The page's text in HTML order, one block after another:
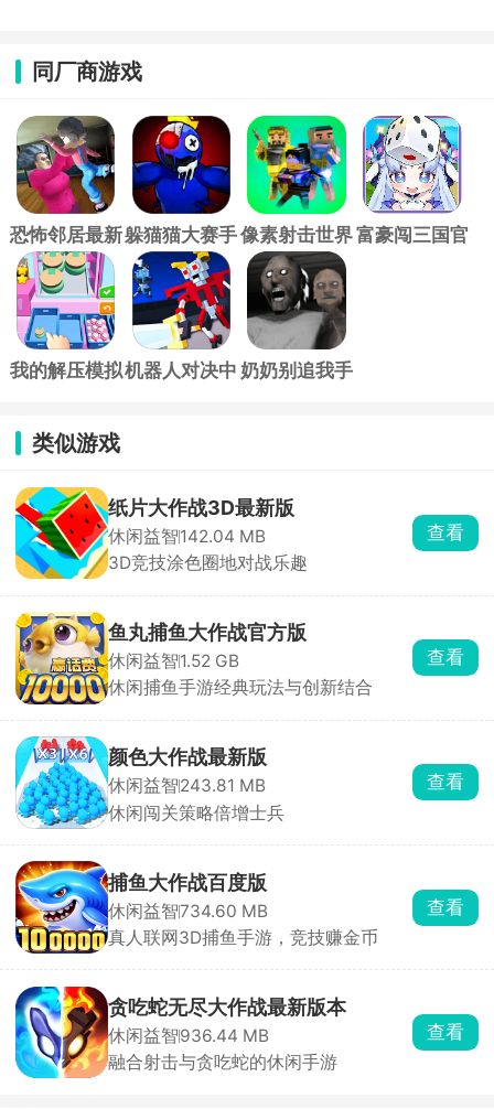
同厂商游戏
恐怖邻居最新
中文版
躲猫猫大赛手
游
像素射击世界
官方版
富豪闯三国官
我的解压模拟机器人对决中 奶奶别追我手
类似游戏
纸片大作战3D最新版
休闲益智142.04 MB
3D竞技涂色圈地对战乐趣
查看
鱼丸捕鱼大作战官方版
休闲益智1.52 GB
休闲捕鱼手游经典玩法与创新结合
查看
颜色大作战最新版
休闲益智243.81 MB
休闲闯关策略倍增士兵
查看
捕鱼大作战百度版
休闲益智734.60 MB
真人联网3D捕鱼手游，竞技赚金币
查看
贪吃蛇无尽大作战最新版本
休闲益智936.44 MB
融合射击与贪吃蛇的休闲手游
查看